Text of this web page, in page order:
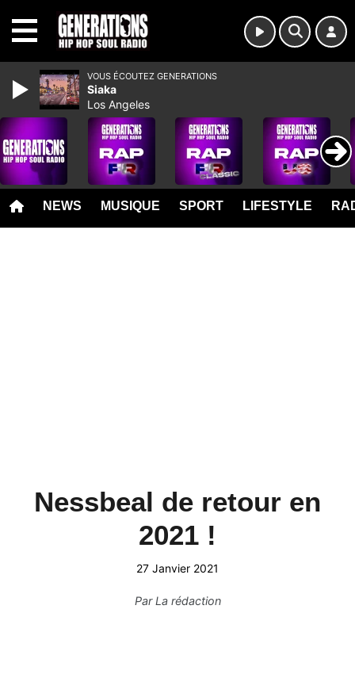
NEWS MUSIQUE SPORT LIFESTYLE
Nessbeal de retour en
2021 !
27 Janvier 2021
ParLa rédaction
VOUS ÉCOUTEZ GENERATIONS
Siaka
Los Angeles